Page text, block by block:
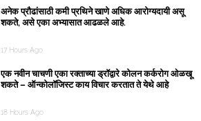
अनेक प्रौढांसाठी कमी प्रथिने खाणे अधिक आरोग्यदायी असू
शकते, असे एका अभ्यासात आढळले आहे.
17 Hours Ago
एक नवीन चाचणी एका रक्ताच्या ड्रॉद्वारे कोलन कर्करोग ओळखू
शकते – ऑन्कोलॉजिस्ट काय विचार करतात ते येथे आहे
18 Hours Ago